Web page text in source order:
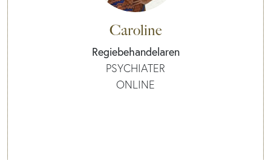
Caroline
Regiebehandelaren
PSYCHIATER
ONLINE